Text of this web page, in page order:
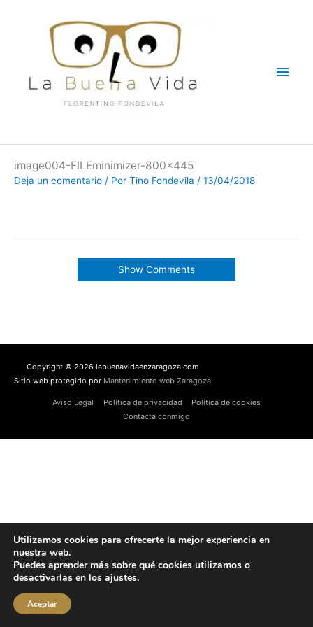
image004-FILEminimizer-800×445
Deja un comentario / Por Tino Fondevila / 13/04/2018
Show Comments
Copyright © 2026 labuenavidaenzaragoza.com
Sitio web protegido por Mantenimiento web Zaragoza
Aviso Legal Política de privacidad
Política de cookies
Contacta conmigo
Utilizamos cookies para ofrecerte la mejor experiencia en
nuestra web.
Puedes aprender más sobre qué cookies utilizamos o
desactivarlas en los ajustes.
Aceptar